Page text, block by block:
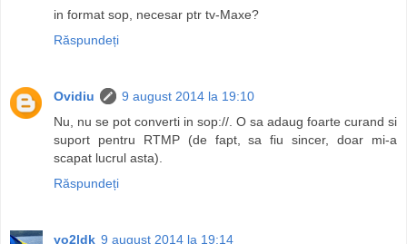
in format sop, necesar ptr tv-Maxe?
Răspundeți
Ovidiu
9 august 2014 la 19:10
Nu, nu se pot converti in sop://. O sa adaug foarte curand si
suport pentru RTMP (de fapt, sa fiu sincer, doar mi-a
scapat lucrul asta).
Răspundeți
yo2ldk 9 august 2014 la 19:14